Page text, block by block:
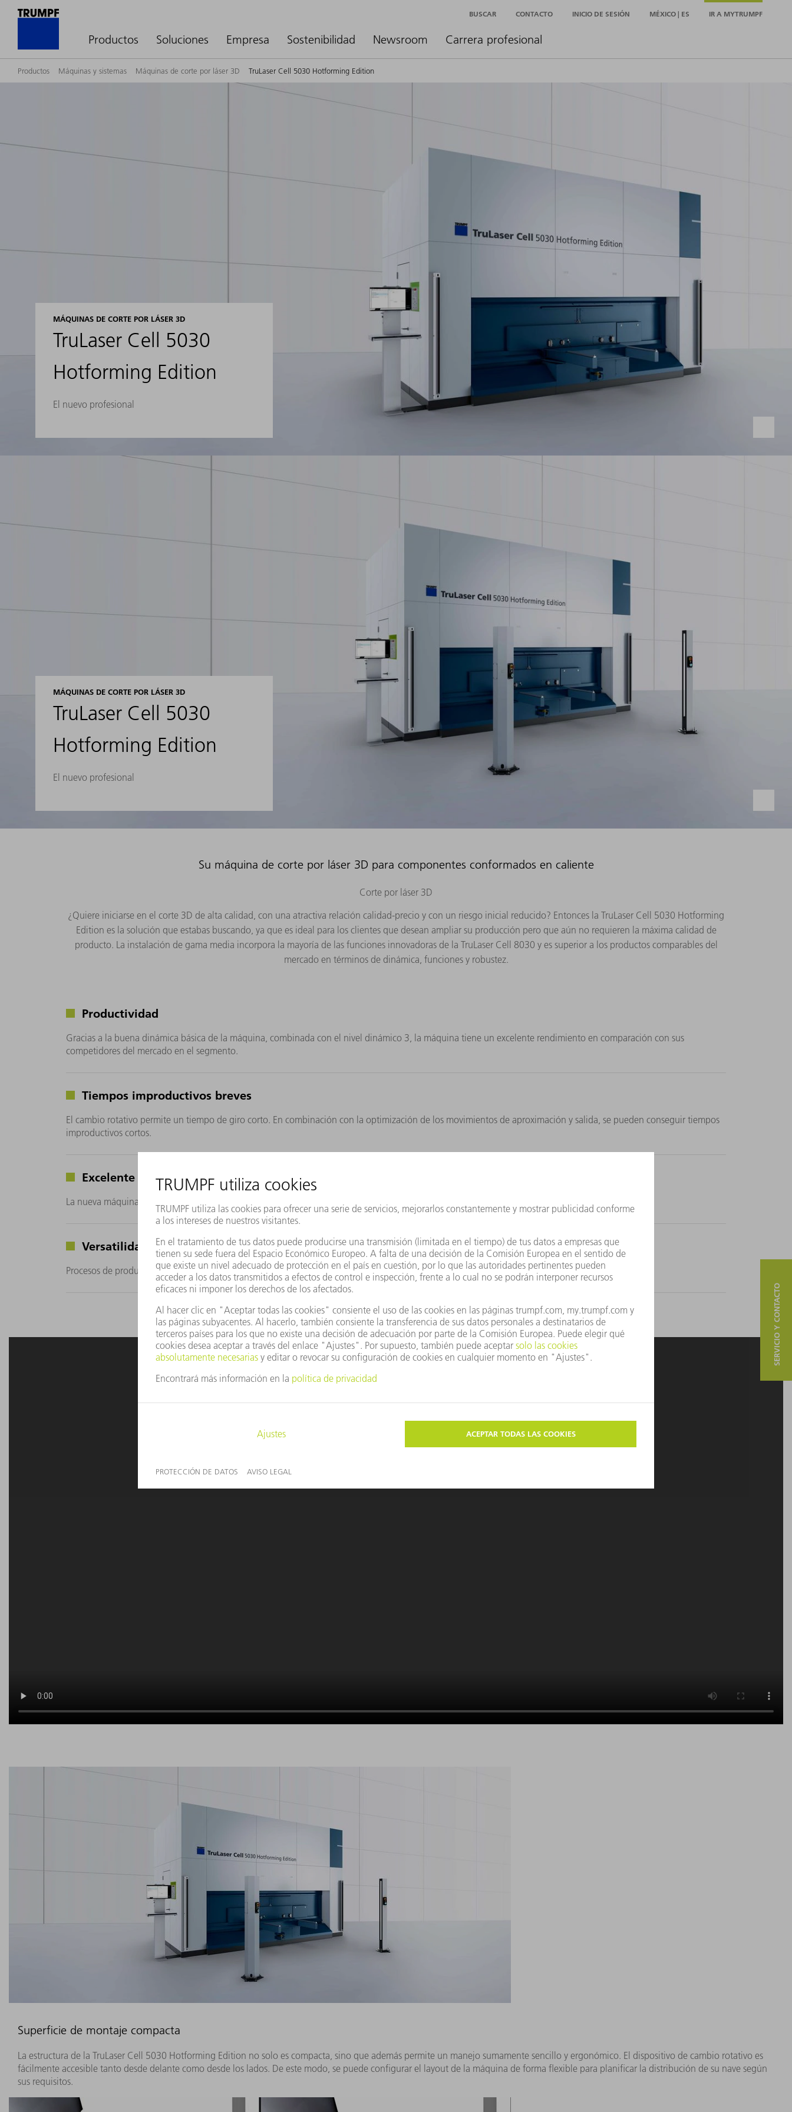
Productos Soluciones Empresa Sostenibilidad Newsroom Carrera profesional
BUSCAR CONTACTO INICIO DE SESIÓN MÉXICO | ES IR A MYTRUMPF
Productos Máquinas y sistemas Máquinas de corte por láser 3D TruLaser Cell 5030 Hotforming Edition
MÁQUINAS DE CORTE POR LÁSER 3D
TruLaser Cell 5030
Hotforming Edition
El nuevo profesional
MÁQUINAS DE CORTE POR LÁSER 3D
TruLaser Cell 5030
Hotforming Edition
El nuevo profesional
Su máquina de corte por láser 3D para componentes conformados en caliente
Corte por láser 3D
¿Quiere iniciarse en el corte 3D de alta calidad, con una atractiva relación calidad-precio y con un riesgo inicial reducido? Entonces la TruLaser Cell 5030 Hotforming
Edition es la solución que estabas buscando, ya que es ideal para los clientes que desean ampliar su producción pero que aún no requieren la máxima calidad de
producto. La instalación de gama media incorpora la mayoría de las funciones innovadoras de la TruLaser Cell 8030 y es superior a los productos comparables del
mercado en términos de dinámica, funciones y robustez.
Productividad
Gracias a la buena dinámica básica de la máquina, combinada con el nivel dinámico 3, la máquina tiene un excelente rendimiento en comparación con sus
competidores del mercado en el segmento.
Tiempos improductivos breves
El cambio rotativo permite un tiempo de giro corto. En combinación con la optimización de los movimientos de aproximación y salida, se pueden conseguir tiempos
improductivos cortos.
Excelente robustez
La nueva máquina se basa en las experiencias de la mayor base instalada de máquinas 3D en el ámbito de la estampación en caliente.
Versatilidad funcional
Procesos de producción óptimos gracias a funciones como X-Blast Technology, FastLine Cell Basic o ObserveLine Comfort & Professional.
Superficie de montaje compacta
La estructura de la TruLaser Cell 5030 Hotforming Edition no solo es compacta, sino que además permite un manejo sumamente sencillo y ergonómico. El dispositivo de cambio rotativo es
fácilmente accesible tanto desde delante como desde los lados. De este modo, se puede configurar el layout de la máquina de forma flexible para planificar la distribución de su nave según
sus requisitos.
SERVICIO Y CONTACTO